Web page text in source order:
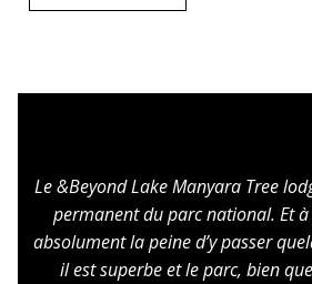
Le &Beyond Lake Manyara Tree
permanent du parc national. Et
absolument la peine d’y passer
il est superbe et le parc, bien